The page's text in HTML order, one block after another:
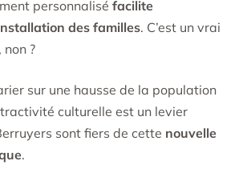
personnalisé facilite
des familles. C’est un vrai
?
sur une hausse de la population
culturelle est un levier
sont fiers de cette nouvelle
.